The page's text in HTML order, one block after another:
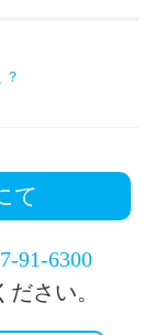
て
91-6300
さい。